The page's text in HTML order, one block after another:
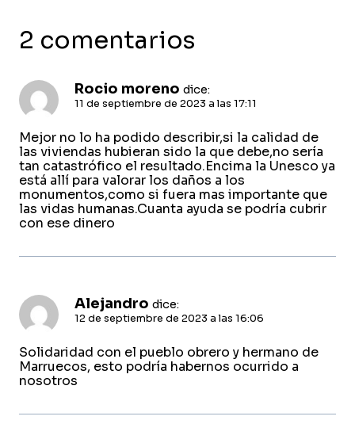
2 comentarios
Rocio moreno dice:
11 de septiembre de 2023 a las 17:11
Mejor no lo ha podido describir,si la calidad de
las viviendas hubieran sido la que debe,no sería
tan catastrófico el resultado.Encima la Unesco ya
está allí para valorar los daños a los
monumentos,como si fuera mas importante que
las vidas humanas.Cuanta ayuda se podría cubrir
con ese dinero
Alejandro dice:
12 de septiembre de 2023 a las 16:06
Solidaridad con el pueblo obrero y hermano de
Marruecos, esto podría habernos ocurrido a
nosotros